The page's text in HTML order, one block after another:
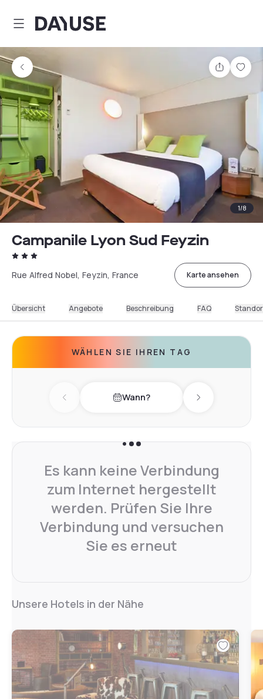
Dayuse
Teilen
1/8
Campanile Lyon Sud Feyzin
Rue Alfred Nobel, Feyzin, France Karte ansehen
Übersicht Angebote Beschreibung FAQ
WÄHLEN SIE IHREN TAG
Previous day Wann? Next day
Es kann keine Verbindung
zum Internet hergestellt
werden. Prüfen Sie Ihre
Verbindung und versuchen
Sie es erneut
Unsere Hotels in der Nähe